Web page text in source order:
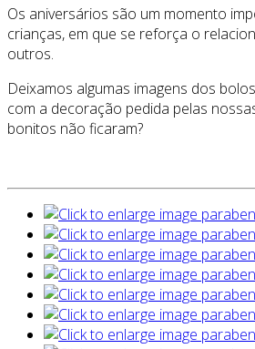
Os aniversários são um momento
crianças, em que se reforça o
outros.
Deixamos algumas imagens dos
com a decoração pedida pelas
bonitos não ficaram?